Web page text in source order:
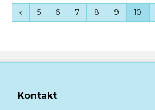
5 6 7 8 9 10
Kontakt